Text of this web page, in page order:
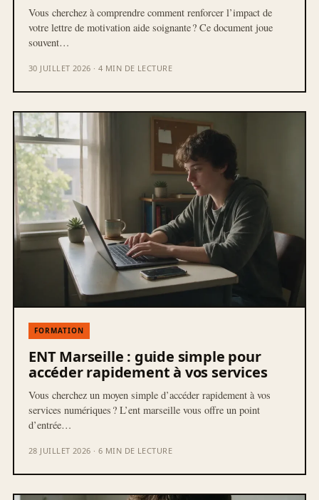
Vous cherchez à comprendre comment renforcer l’impact de
votre lettre de motivation aide soignante ? Ce document joue
souvent…
30 JUILLET 2026 · 4 MIN DE LECTURE
FORMATION
ENT Marseille : guide simple pour
accéder rapidement à vos services
Vous cherchez un moyen simple d’accéder rapidement à vos
services numériques ? L’ent marseille vous offre un point
d’entrée…
28 JUILLET 2026 · 6 MIN DE LECTURE